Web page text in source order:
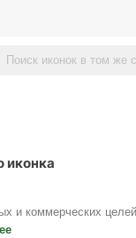
иконка
и коммерческих